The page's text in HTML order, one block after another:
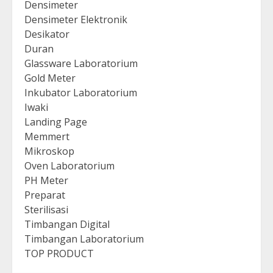
Densimeter
Densimeter Elektronik
Desikator
Duran
Glassware Laboratorium
Gold Meter
Inkubator Laboratorium
Iwaki
Landing Page
Memmert
Mikroskop
Oven Laboratorium
PH Meter
Preparat
Sterilisasi
Timbangan Digital
Timbangan Laboratorium
TOP PRODUCT